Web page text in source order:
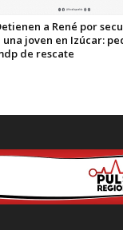
a René por
una joven en Izúcar:
de rescate